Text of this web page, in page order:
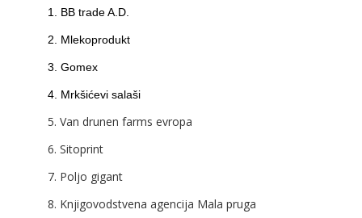
1. BB trade A.D.
2. Mlekoprodukt
3. Gomex
4. Mrkšićevi salaši
5. Van drunen farms evropa
6. Sitoprint
7. Poljo gigant
8. Knjigovodstvena agencija Mala pruga